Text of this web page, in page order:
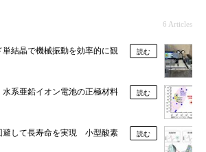
6 Articles
単結晶で機械振動を効率的に観
読む
水系亜鉛イオン電池の正極材料
読む
避して長寿命を実現 小型酸素
読む